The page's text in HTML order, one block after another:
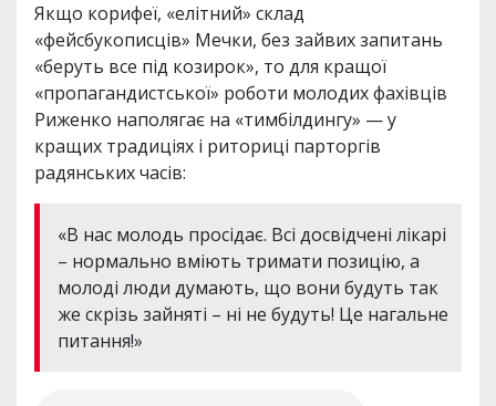
Якщо корифеї, «елітний» склад
«фейсбукописців» Мечки, без зайвих запитань
«беруть все під козирок», то для кращої
«пропагандистської» роботи молодих фахівців
Риженко наполягає на «тимбілдингу» — у
кращих традиціях і риториці парторгів
радянських часів:
«В нас молодь просідає. Всі досвідчені лікарі
– нормально вміють тримати позицію, а
молоді люди думають, що вони будуть так
же скрізь зайняті – ні не будуть! Це нагальне
питання!»